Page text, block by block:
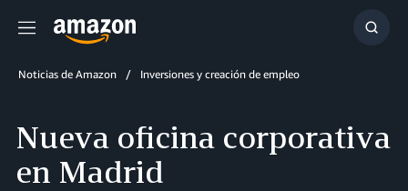
Menú
Noticias de Amazon Inversiones y creación de empleo
Nueva oficina corporativa
en Madrid